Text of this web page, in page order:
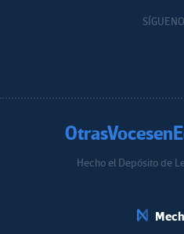
Hecho el Depósito de